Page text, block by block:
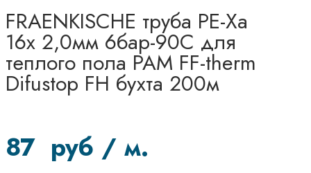
FRAENKISCHE труба PE-Xa
16x 2,0мм 6бар-90С для
теплого пола PAM FF-therm
Difustop FH бухта 200м
87 руб / м.